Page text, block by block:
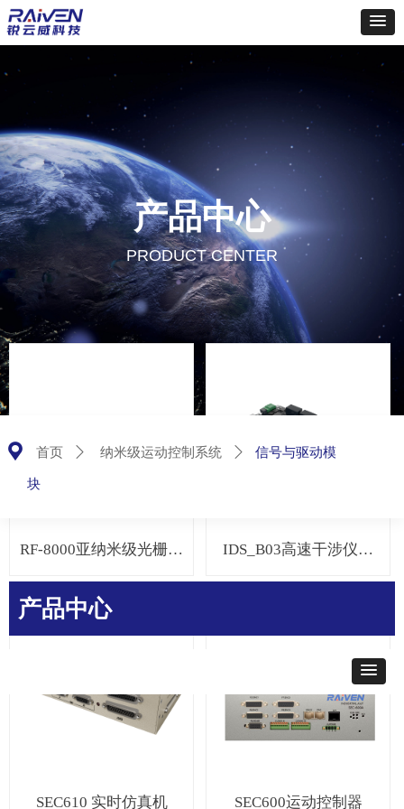
产品中心
PRODUCT CENTER
끇 首页 ꄲ 纳米级运动控制系统 ꄲ
信号与驱动模
块
产品中心
RF-8000亚纳米级光栅传
感模块
IDS_B03高速干涉仪数
采模块
SEC610 实时仿真机 SEC600运动控制器